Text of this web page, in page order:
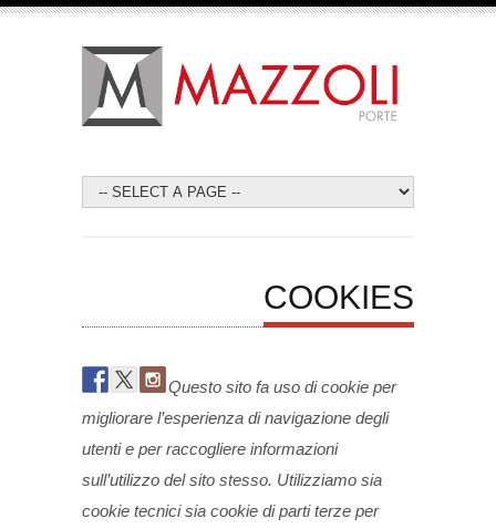
COOKIES
Questo sito fa uso di cookie per
migliorare l’esperienza di navigazione degli
utenti e per raccogliere informazioni
sull’utilizzo del sito stesso. Utilizziamo sia
cookie tecnici sia cookie di parti terze per